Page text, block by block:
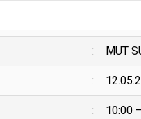
: MUT
:
: 10:00